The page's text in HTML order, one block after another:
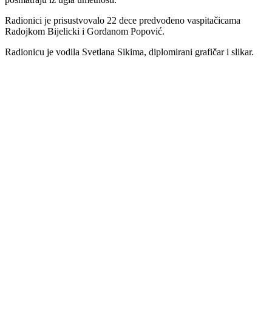
Radionici je prisustvovalo 22 dece predvođeno vaspitačicama
Radojkom Bijelicki i Gordanom Popović.
Radionicu je vodila Svetlana Sikima, diplomirani grafičar i slikar.